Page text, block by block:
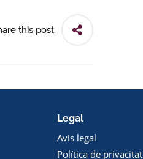
this post
Legal
Avís legal
Política de privacitat